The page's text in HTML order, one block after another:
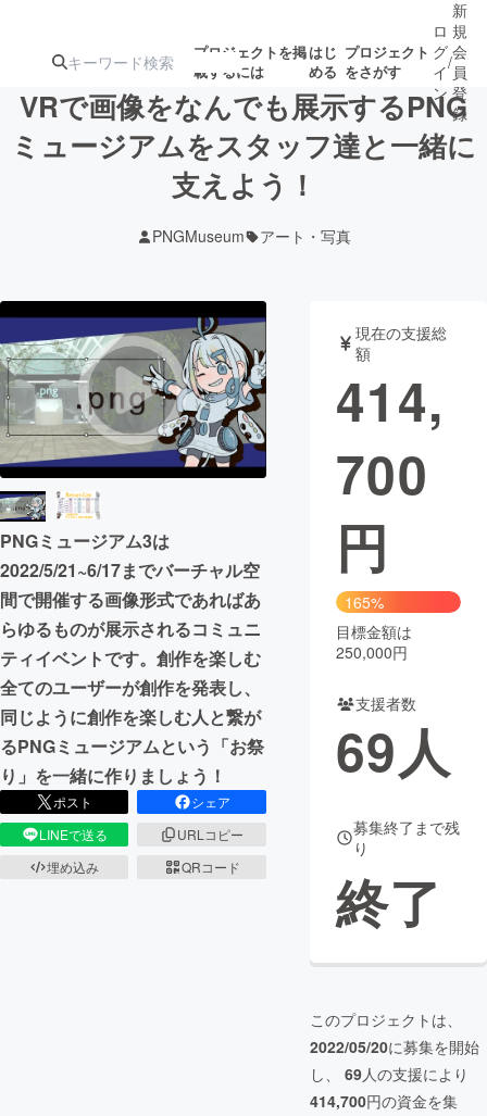
プロジェクトを掲
載するには
はじ
める
プロジェクト
をさがす
注目の新着プロ 募集終了が近いプ
ロジェクト
テクノロジー・ガジェット
映像・映画 書籍・雑誌
ビジネス・起業 チャレンジ
CAMPFIRE for Social Good
CAMPFIRE Creation
CAMPFIREふるさと納税machi-ya コミュニティ
ロ
グ
イ
ン
/
新
規
会
員
登
録
VRで画像をなんでも展示するPNG
ミュージアムをスタッフ達と一緒に
支えよう！
PNGMuseum アート・写真
PNGミュージアム3は
2022/5/21~6/17までバーチャル空
間で開催する画像形式であればあ
らゆるものが展示されるコミュニ
ティイベントです。創作を楽しむ
全てのユーザーが創作を発表し、
同じように創作を楽しむ人と繋が
るPNGミュージアムという「お祭
り」を一緒に作りましょう！
ポスト
シェア
LINEで送る
URLコピー
埋め込み
QRコード
現在の支援総
額
414,
700
円
165%
目標金額は
250,000円
支援者数
69人
募集終了まで残
り
終了
このプロジェクトは、
2022/05/20に募集を開始
し、 69人の支援により
414,700円の資金を集